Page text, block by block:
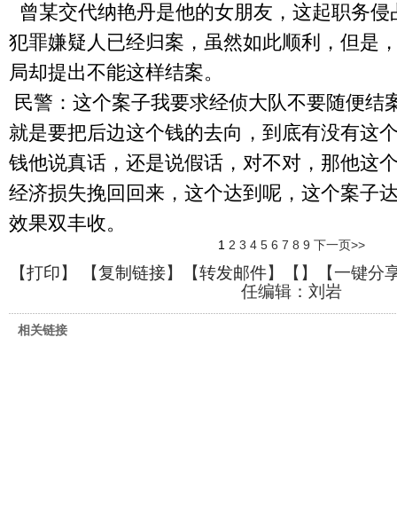
曾某交代纳艳丹是他的女朋友，这起职务
犯罪嫌疑人已经归案，虽然如此顺利，但是
局却提出不能这样结案。
民警： 这个案子我要求经侦大队不要随便结
就是要把后边这个钱的去向，到底有没有这
钱他说真话，还是说假话，对不对，那他这
经济损失挽回回来，这个达到呢，这个案子
效果双丰收。
1 2 3 4 5 6 7 8 9 下一页>>
【打印】 【复制链接】【转发邮件】【 】
【一键分
任编辑：刘岩
相关链接